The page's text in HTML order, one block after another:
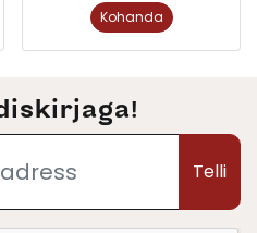
Kohanda
Telli